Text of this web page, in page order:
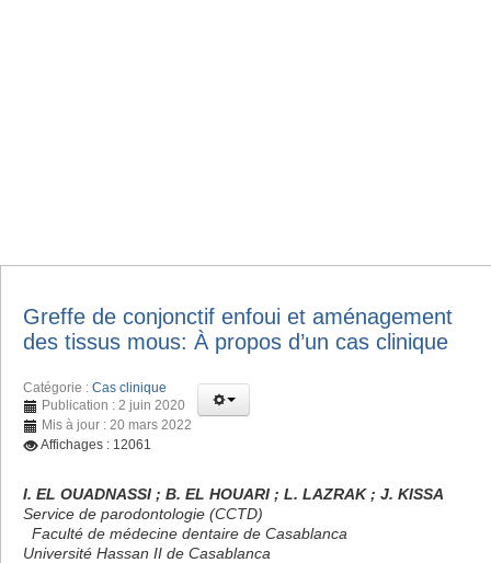
Greffe de conjonctif enfoui et aménagement
des tissus mous: À propos d’un cas clinique
Catégorie : Cas clinique
Publication : 2 juin 2020
Mis à jour : 20 mars 2022
Affichages : 12061
I. EL OUADNASSI ; B. EL HOUARI ; L. LAZRAK ; J. KISSA
Service de parodontologie (CCTD)
Faculté de médecine dentaire de Casablanca
Université Hassan II de Casablanca